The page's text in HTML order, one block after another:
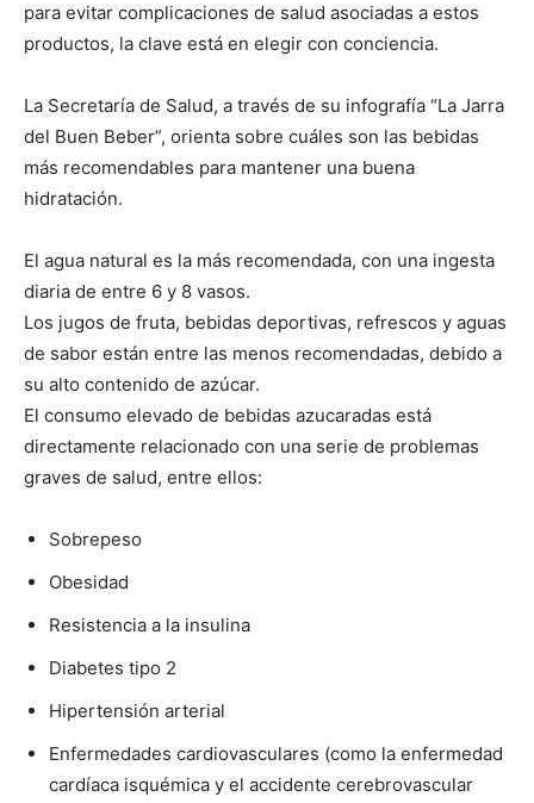
para evitar complicaciones de salud asociadas a estos
productos, la clave está en elegir con conciencia.
La Secretaría de Salud, a través de su infografía “La Jarra
del Buen Beber”, orienta sobre cuáles son las bebidas
más recomendables para mantener una buena
hidratación.
El agua natural es la más recomendada, con una ingesta
diaria de entre 6 y 8 vasos.
Los jugos de fruta, bebidas deportivas, refrescos y aguas
de sabor están entre las menos recomendadas, debido a
su alto contenido de azúcar.
El consumo elevado de bebidas azucaradas está
directamente relacionado con una serie de problemas
graves de salud, entre ellos:
Sobrepeso
Obesidad
Resistencia a la insulina
Diabetes tipo 2
Hipertensión arterial
Enfermedades cardiovasculares (como la enfermedad
cardíaca isquémica y el accidente cerebrovascular